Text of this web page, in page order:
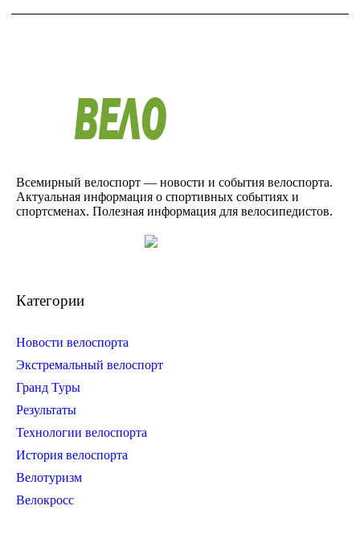
Всемирный велоспорт — новости и события велоспорта.
Актуальная информация о спортивных событиях и
спортсменах. Полезная информация для велосипедистов.
Категории
Новости велоспорта
Экстремальный велоспорт
Гранд Туры
Результаты
Технологии велоспорта
История велоспорта
Велотуризм
Велокросс